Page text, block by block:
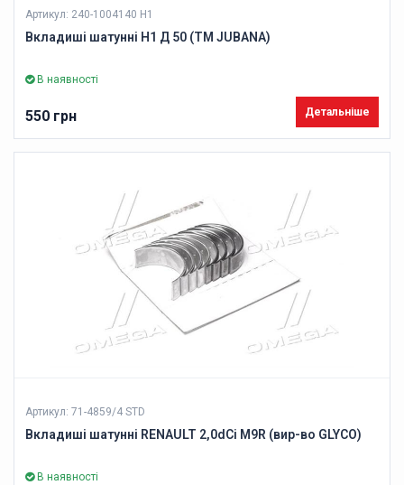
Артикул: 240-1004140 Н1
Вкладиші шатунні Н1 Д 50 (ТМ JUBANA)
В наявності
550 грн Детальніше
Артикул: 71-4859/4 STD
Вкладиші шатунні RENAULT 2,0dCi M9R (вир-во GLYCO)
В наявності